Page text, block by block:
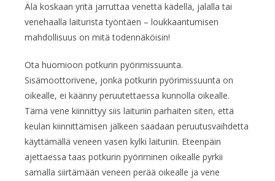
Älä koskaan yritä jarruttaa venettä kädellä, jalalla tai
venehaalla laiturista työntäen – loukkaantumisen
mahdollisuus on mitä todennäköisin!
Ota huomioon potkurin pyörimissuunta.
Sisämoottorivene, jonka potkurin pyörimissuunta on
oikealle, ei käänny peruutettaessa kunnolla oikealle.
Tämä vene kiinnittyy siis laituriin parhaiten siten, että
keulan kiinnittämisen jälkeen saadaan peruutusvaihdetta
käyttämällä veneen vasen kylki laituriin. Eteenpäin
ajettaessa taas potkurin pyöriminen oikealle pyrkii
samalla siirtämään veneen perää oikealle ja vene